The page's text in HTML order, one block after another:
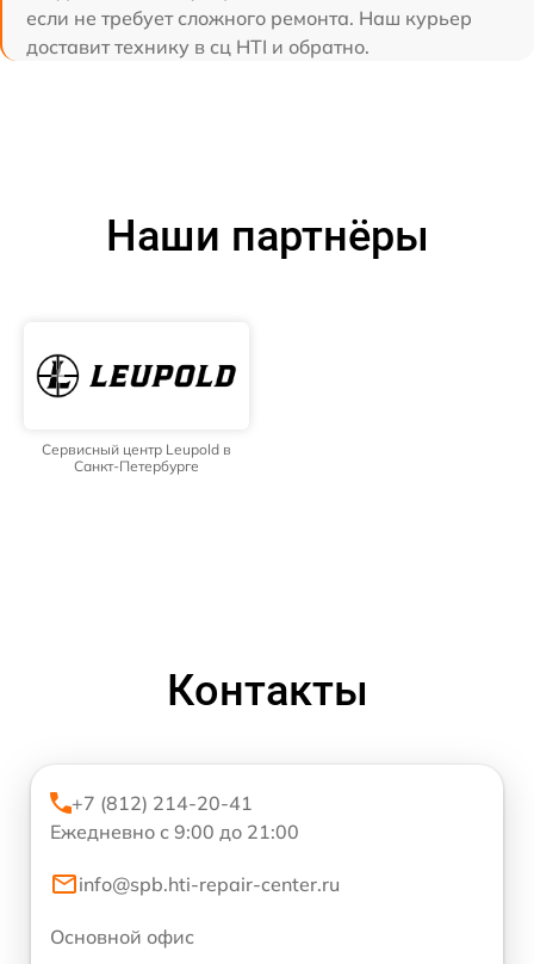
если не требует сложного ремонта. Наш курьер
доставит технику в сц HTI и обратно.
Наши партнёры
Сервисный центр Leupold в
Санкт-Петербурге
Контакты
+7 (812) 214-20-41
Ежедневно с 9:00 до 21:00
info@spb.hti-repair-center.ru
Основной офис